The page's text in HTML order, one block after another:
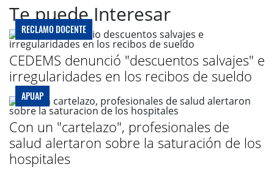
Te puede Interesar
RECLAMO DOCENTE
CEDEMS denunció "descuentos salvajes" e
irregularidades en los recibos de sueldo
APUAP
Con un "cartelazo", profesionales de
salud alertaron sobre la saturación de los
hospitales